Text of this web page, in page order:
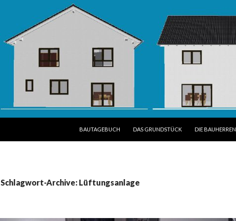
BAUTAGEBUCH
DAS GRUNDSTÜCK DIE BAUHERREN
Schlagwort-Archive: Lüftungsanlage